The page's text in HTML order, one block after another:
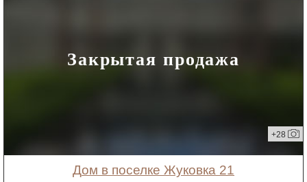
Закрытая продажа
+28
дом в поселке Жуковка 21